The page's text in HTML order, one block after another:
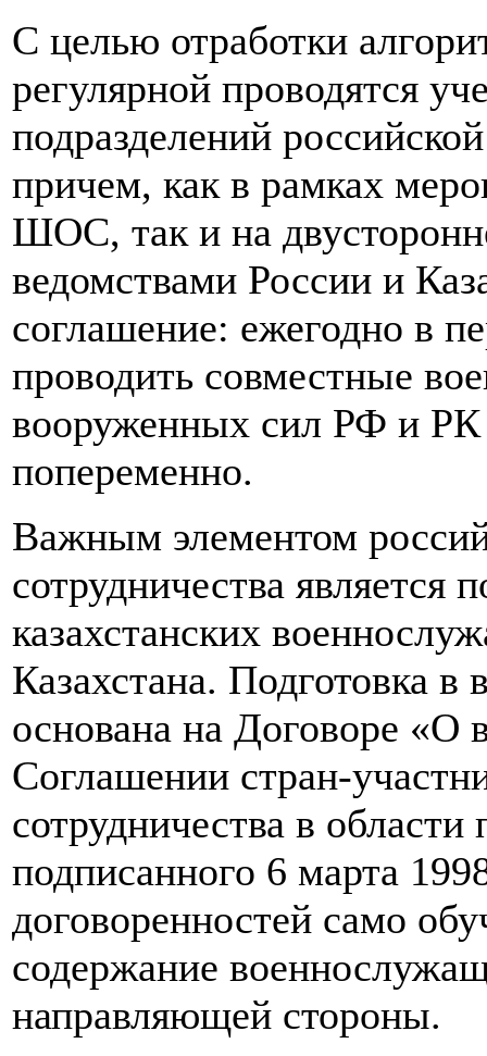
С целью отработки
регулярной проводятся
подразделений
причем, как в рамках
ШОС, так и на
ведомствами России и
соглашение: ежегодно в
проводить совместные
вооруженных сил РФ и РК
попеременно.
Важным элементом
сотрудничества является
казахстанских
Казахстана. Подготовка
основана на Договоре «О
Соглашении стран-
сотрудничества в
подписанного 6 марта
договоренностей само
содержание
направляющей стороны.